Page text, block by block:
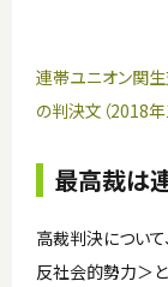
連帯ユニオン関
の判決文（2018年
最高裁は
高裁判決につい
反社会的勢力＞